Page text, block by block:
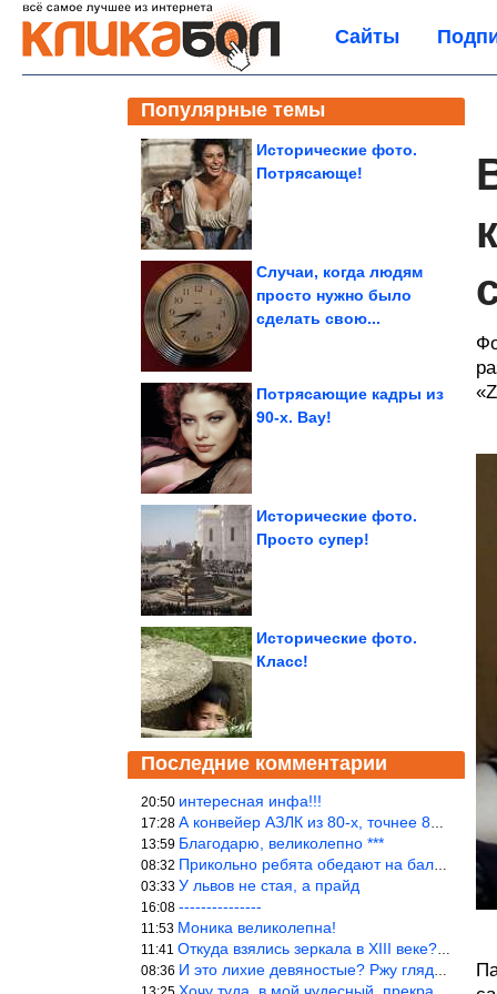
Сайты
Популярные темы
Исторические фото.
Потрясающе!
Случаи, когда людям
просто нужно было
сделать свою...
Потрясающие кадры из
90-х. Вау!
Исторические фото.
Просто супер!
Исторические фото.
Класс!
Последние комментарии
20:50 интересная инфа!!!
17:28 А конвейер АЗЛК из 80-х, точнее 86-87 годы. «Москвичи»-то из пер
13:59 Благодарю, великолепно ***
08:32 Прикольно ребята обедают на балке...))
03:33 У львов не стая, а прайд
16:08 ---------------
11:53 Моника великолепна!
11:41 Откуда взялись зеркала в XIII веке? Вы ничего не перепутали?
08:36 И это лихие девяностые? Ржу глядя в окно!!!